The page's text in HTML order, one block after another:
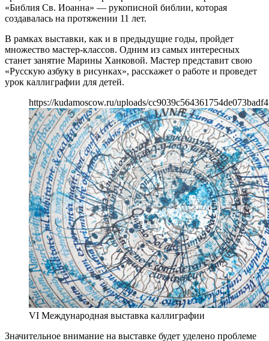
«Библия Св. Иоанна» — рукописной библии, которая
создавалась на протяжении 11 лет.
В рамках выставки, как и в предыдущие годы, пройдет
множество мастер-классов. Одним из самых интересных
станет занятие Марины Ханковой. Мастер представит свою
«Русскую азбуку в рисунках», расскажет о работе и проведет
урок каллиграфии для детей.
https://kudamoscow.ru/uploads/
VI Международная выставка каллиграфии
Значительное внимание на выставке будет уделено проблеме